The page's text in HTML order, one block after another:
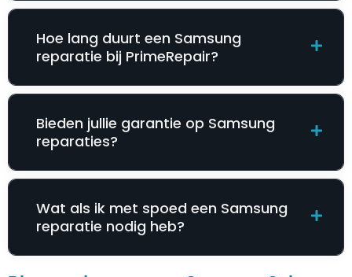
Hoe lang duurt een Samsung
reparatie bij PrimeRepair?
Bieden jullie garantie op Samsung
reparaties?
Wat als ik met spoed een Samsung
reparatie nodig heb?